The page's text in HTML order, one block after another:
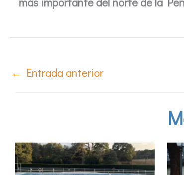
← Entrada anterior